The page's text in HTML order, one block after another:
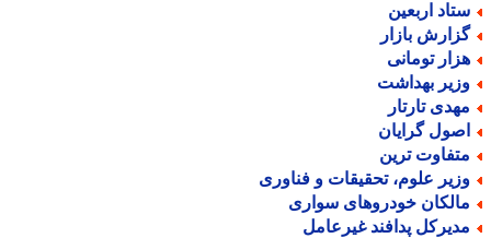
اربعین
بازار
تومانی
بهداشت
تارتار
گرایان
ترین
علوم، تحقیقات و فناوری
خودروهای سواری
پدافند غیرعامل